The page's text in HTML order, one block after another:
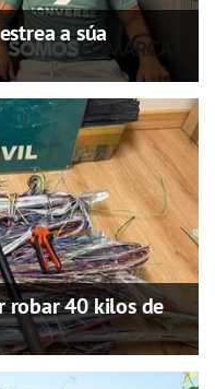
a súa
robar 40 kilos de